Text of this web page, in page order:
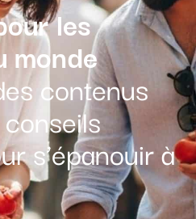
les
monde
contenus
s’épanouir à